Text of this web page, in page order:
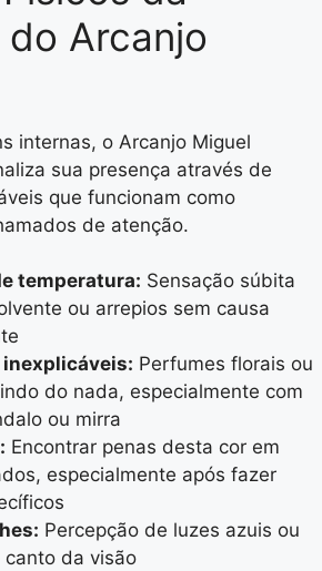
do Arcanjo
internas, o Arcanjo Miguel
sua presença através de
que funcionam como
de atenção.
temperatura: Sensação súbita
ou arrepios sem causa
Perfumes florais ou
do nada, especialmente com
ou mirra
Encontrar penas desta cor em
especialmente após fazer
Percepção de luzes azuis ou
da visão